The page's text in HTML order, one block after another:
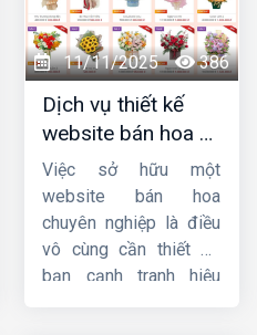
11/11/2025 386
Dịch vụ thiết kế
website bán hoa uy
tín, chuyên nghiệp,
giao diện đẹp
Việc sở hữu một
website bán hoa
chuyên nghiệp là điều
vô cùng cần thiết để
bạn cạnh tranh hiệu